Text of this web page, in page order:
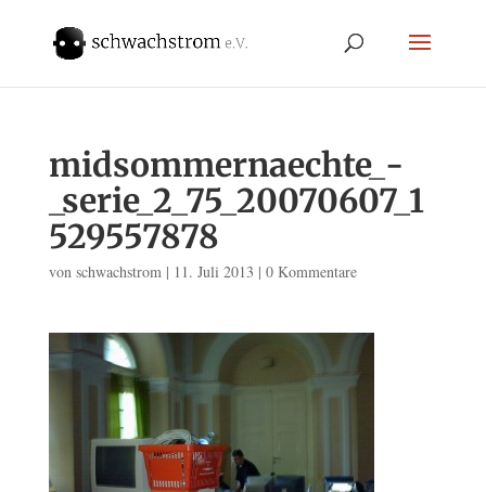
midsommernaechte_-
_serie_2_75_20070607_1
529557878
von schwachstrom| 11. Juli 2013 | 0 Kommentare